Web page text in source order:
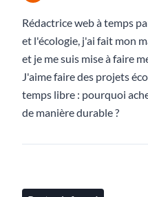
Rédactrice web à temps
et l'écologie, j'ai fait mon
et je me suis mise à faire
J'aime faire des projets
temps libre : pourquoi
de manière durable ?